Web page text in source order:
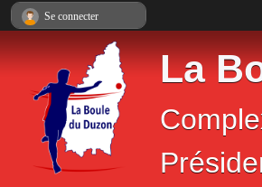
La
Se connecter
Panneau de gestion des cookies